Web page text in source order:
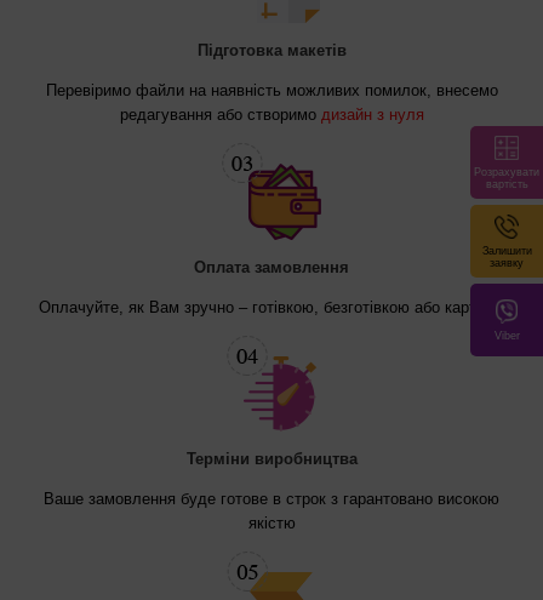
Підготовка макетів
Перевіримо файли на наявність можливих помилок, внесемо
редагування або створимо дизайн з нуля
Оплата замовлення
Оплачуйте, як Вам зручно – готівкою, безготівкою або карткою
Терміни виробництва
Ваше замовлення буде готове в строк з гарантовано високою
якістю
Розрахувати
вартість
Залишити
заявку
Viber